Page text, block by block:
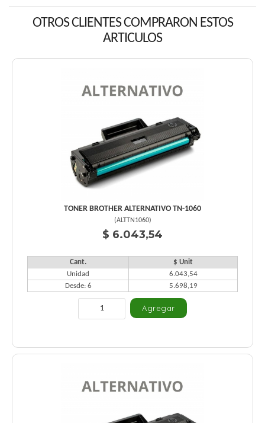
OTROS CLIENTES COMPRARON ESTOS
ARTICULOS
TONER BROTHER ALTERNATIVO TN-1060
(ALTTN1060)
$ 6.043,54
Cant.
$ Unit
Unidad
6.043,54
Desde: 6
5.698,19